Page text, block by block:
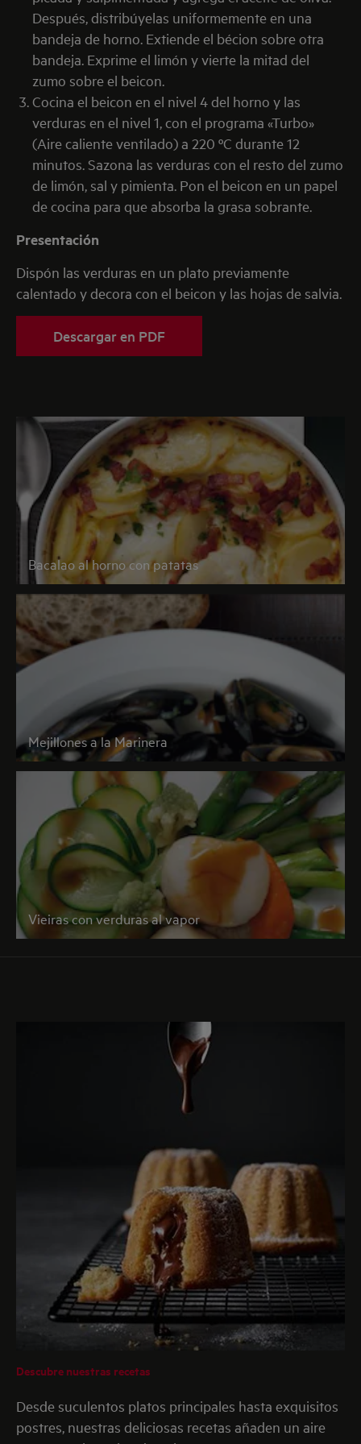
Después, distribúyelas uniformemente en una
bandeja de horno. Extiende el bécion sobre otra
bandeja. Exprime el limón y vierte la mitad del
zumo sobre el beicon.
Cocina el beicon en el nivel 4 del horno y las
verduras en el nivel 1, con el programa «Turbo»
(Aire caliente ventilado) a 220 ºC durante 12
minutos. Sazona las verduras con el resto del zumo
de limón, sal y pimienta. Pon el beicon en un papel
de cocina para que absorba la grasa sobrante.
Presentación
Dispón las verduras en un plato previamente
calentado y decora con el beicon y las hojas de salvia.
Descargar en PDF
Bacalao al horno con patatas
Mejillones a la Marinera
Vieiras con verduras al vapor
Descubre nuestras recetas
Desde suculentos platos principales hasta exquisitos
postres, nuestras deliciosas recetas añaden un aire